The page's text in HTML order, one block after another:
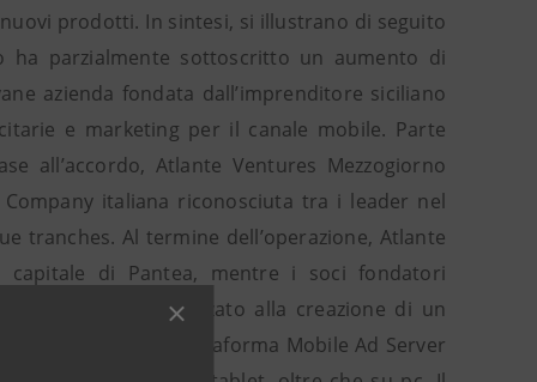
prodotti. In sintesi, si illustrano di seguito
ha parzialmente sottoscritto un aumento di
azienda fondata dall’imprenditore siciliano
e marketing per il canale mobile. Parte
all’accordo, Atlante Ventures Mezzogiorno
italiana riconosciuta tra i leader nel
tranches. Al termine dell’operazione, Atlante
capitale di Pantea, mentre i soci fondatori
del fondo è finalizzato alla creazione di un
ai suoi clienti la piattaforma Mobile Ad Server